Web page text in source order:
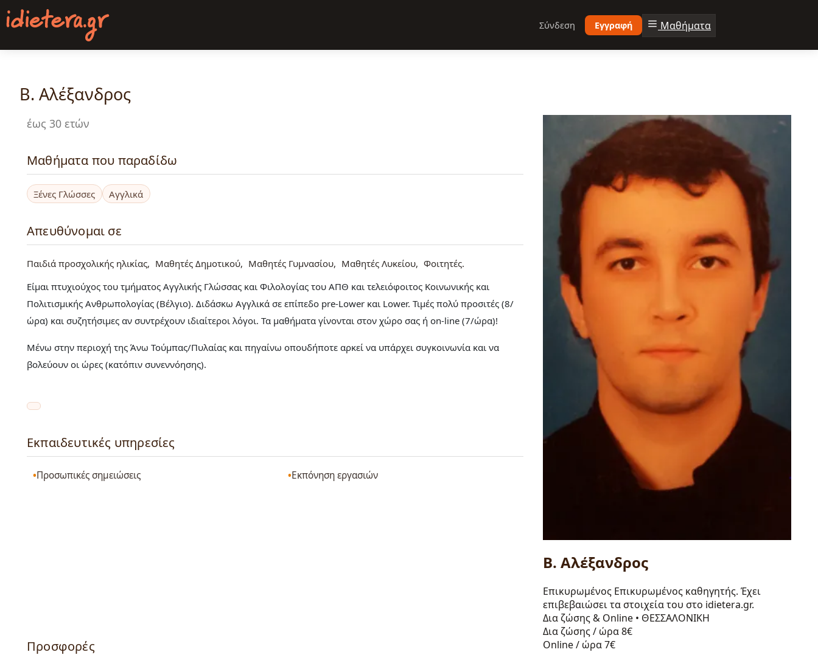
Παράκαμψη
προς
κυρίως
Σύνδεση Εγγραφή Μαθήματα
Β. Αλέξανδρος
έως 30 ετών
Μαθήματα που παραδίδω
Ξένες Γλώσσες Αγγλικά
Απευθύνομαι σε
Παιδιά προσχολικής ηλικίας Μαθητές Δημοτικού Μαθητές Γυμνασίου Μαθητές Λυκείου
Φοιτητές
Είμαι πτυχιούχος του τμήματος Αγγλικής Γλώσσας και Φιλολογίας του ΑΠΘ και τελειόφοιτος Κοινωνικής και
Πολιτισμικής Ανθρωπολογίας (Βέλγιο). Διδάσκω Αγγλικά σε επίπεδο pre-Lower και Lower. Τιμές πολύ προσιτές (8/
ώρα) και συζητήσιμες αν συντρέχουν ιδιαίτεροι λόγοι. Τα μαθήματα γίνονται στον χώρο σας ή on-line (7/ώρα)!
Μένω στην περιοχή της Άνω Τούμπας/Πυλαίας και πηγαίνω οπουδήποτε αρκεί να υπάρχει συγκοινωνία και να
βολεύουν οι ώρες (κατόπιν συνεννόησης).
Εκπαιδευτικές υπηρεσίες
Προσωπικές σημειώσεις Εκπόνηση εργασιών
Προσφορές
Β. Αλέξανδρος
Επικυρωμένος Επικυρωμένος καθηγητής. Έχει
επιβεβαιώσει τα στοιχεία του στο idietera.gr.
Δια ζώσης & Online • ΘΕΣΣΑΛΟΝΙΚΗ
Δια ζώσης / ώρα8€
Online / ώρα7€